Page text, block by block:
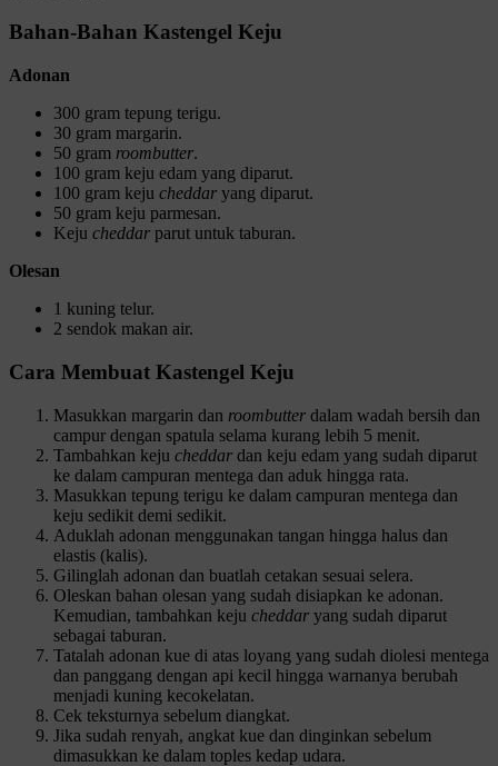
Bahan-Bahan Kastengel Keju
Adonan
300 gram tepung terigu.
30 gram margarin.
50 gram roombutter.
100 gram keju edam yang diparut.
100 gram keju cheddar yang diparut.
50 gram keju parmesan.
Keju cheddar parut untuk taburan.
Olesan
1 kuning telur.
2 sendok makan air.
Cara Membuat Kastengel Keju
Masukkan margarin dan roombutter dalam wadah bersih dan
campur dengan spatula selama kurang lebih 5 menit.
Tambahkan keju cheddar dan keju edam yang sudah diparut
ke dalam campuran mentega dan aduk hingga rata.
Masukkan tepung terigu ke dalam campuran mentega dan
keju sedikit demi sedikit.
Aduklah adonan menggunakan tangan hingga halus dan
elastis (kalis).
Gilinglah adonan dan buatlah cetakan sesuai selera.
Oleskan bahan olesan yang sudah disiapkan ke adonan.
Kemudian, tambahkan keju cheddar yang sudah diparut
sebagai taburan.
Tatalah adonan kue di atas loyang yang sudah diolesi mentega
dan panggang dengan api kecil hingga warnanya berubah
menjadi kuning kecokelatan.
Cek teksturnya sebelum diangkat.
Jika sudah renyah, angkat kue dan dinginkan sebelum
dimasukkan ke dalam toples kedap udara.